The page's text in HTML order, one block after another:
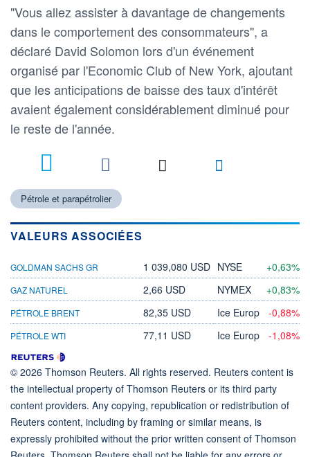
"Vous allez assister à davantage de changements
dans le comportement des consommateurs", a
déclaré David Solomon lors d'un événement
organisé par l'Economic Club of New York, ajoutant
que les anticipations de baisse des taux d'intérêt
avaient également considérablement diminué pour
le reste de l'année.
Pétrole et parapétrolier
VALEURS ASSOCIÉES
GOLDMAN SACHS GR 1 039,080 USD NYSE +0,63%
GAZ NATUREL 2,66 USD NYMEX +0,83%
PÉTROLE BRENT 82,35 USD Ice Europ -0,88%
PÉTROLE WTI 77,11 USD Ice Europ -1,08%
© 2026 Thomson Reuters. All rights reserved. Reuters content is
the intellectual property of Thomson Reuters or its third party
content providers. Any copying, republication or redistribution of
Reuters content, including by framing or similar means, is
expressly prohibited without the prior written consent of Thomson